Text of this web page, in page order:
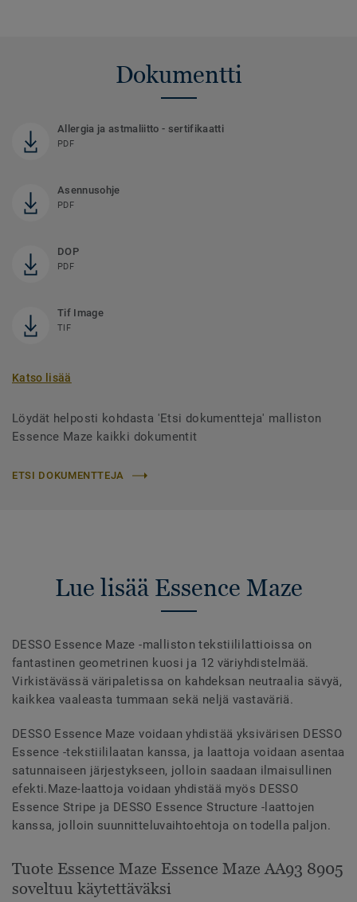
Dokumentti
Allergia ja astmaliitto - sertifikaatti
PDF
Asennusohje
PDF
DOP
PDF
Tif Image
TIF
Katso lisää
Löydät helposti kohdasta 'Etsi dokumentteja' malliston
Essence Maze kaikki dokumentit
ETSI DOKUMENTTEJA
Lue lisää Essence Maze
DESSO Essence Maze -malliston tekstiililattioissa on
fantastinen geometrinen kuosi ja 12 väriyhdistelmää.
Virkistävässä väripaletissa on kahdeksan neutraalia sävyä,
kaikkea vaaleasta tummaan sekä neljä vastaväriä.
DESSO Essence Maze voidaan yhdistää yksivärisen DESSO
Essence -tekstiililaatan kanssa, ja laattoja voidaan asentaa
satunnaiseen järjestykseen, jolloin saadaan ilmaisullinen
efekti.Maze-laattoja voidaan yhdistää myös DESSO
Essence Stripe ja DESSO Essence Structure -laattojen
kanssa, jolloin suunnitteluvaihtoehtoja on todella paljon.
Tuote Essence Maze Essence Maze AA93 8905
soveltuu käytettäväksi